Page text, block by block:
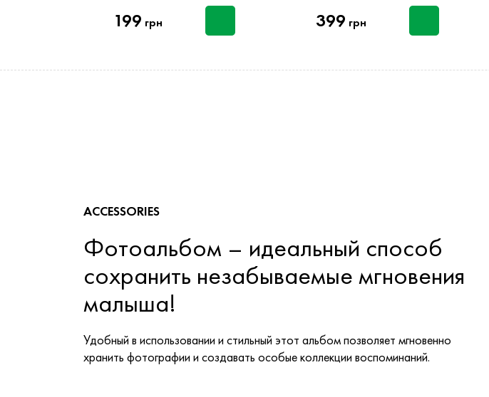
199 грн 399 грн
ACCESSORIES
Фотоальбом – идеальный способ
сохранить незабываемые мгновения
малыша!
Удобный в использовании и стильный этот альбом позволяет мгновенно
хранить фотографии и создавать особые коллекции воспоминаний.